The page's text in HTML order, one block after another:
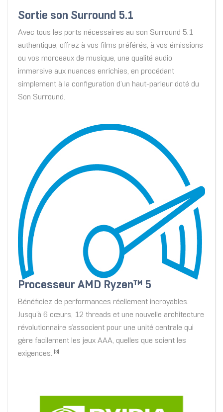
Sortie son Surround 5.1
Avec tous les ports nécessaires au son Surround 5.1
authentique, offrez à vos films préférés, à vos émissions
ou vos morceaux de musique, une qualité audio
immersive aux nuances enrichies, en procédant
simplement à la configuration d’un haut-parleur doté du
Son Surround.
Processeur AMD Ryzen™ 5
Bénéficiez de performances réellement incroyables.
Jusqu’à 6 cœurs, 12 threads et une nouvelle architecture
révolutionnaire s’associent pour une unité centrale qui
gère facilement les jeux AAA, quelles que soient les
exigences.
[3]